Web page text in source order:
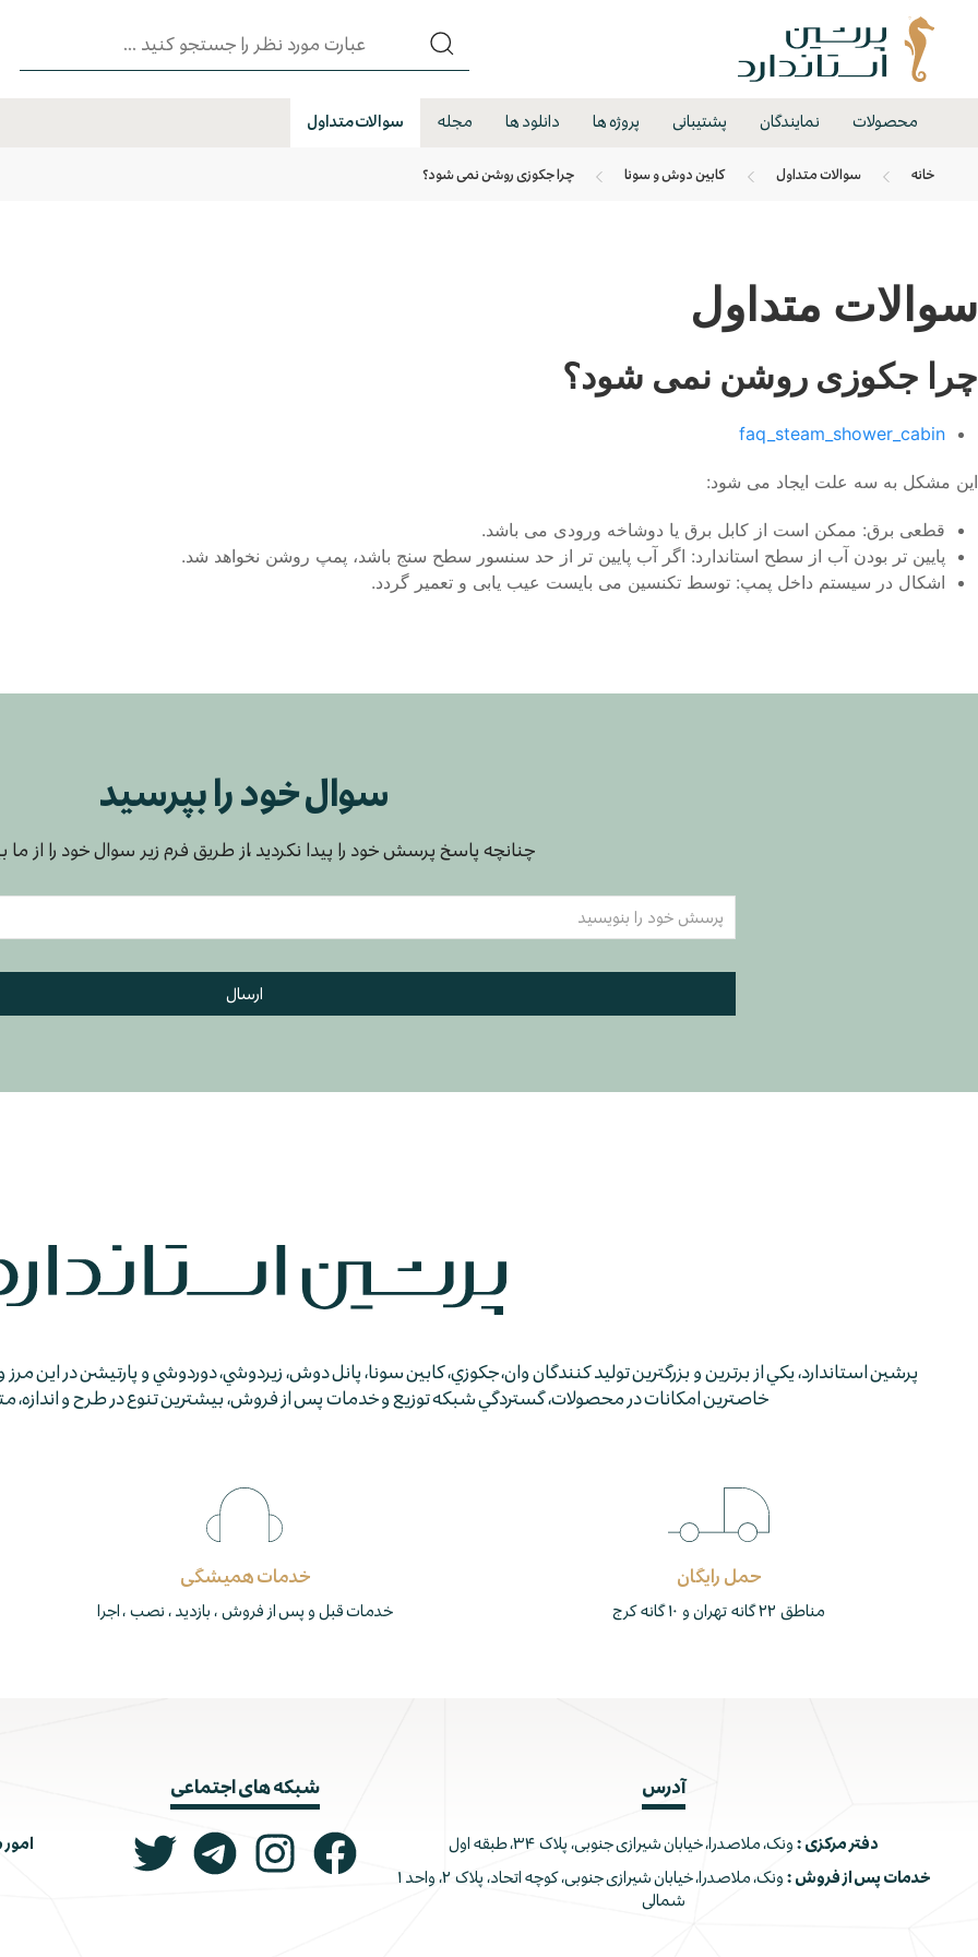
محصولات نمایندگان پشتیبانی پروژه ها دانلود ها مجله سوالات متداول
خانه سوالات متداول کابین دوش و سونا چرا جكوزی روشن نمی شود؟
سوالات متداول
چرا جكوزی روشن نمی شود؟
faq_steam_shower_cabin
این مشكل به سه علت ایجاد می شود:
قطعی برق: ممكن است از كابل برق یا دوشاخه ورودی می باشد.
پایین تر بودن آب از سطح استاندارد: اگر آب پایین تر از حد سنسور سطح سنج باشد، پمپ روشن نخواهد شد.
اشكال در سیستم داخل پمپ: توسط تكنسین می بایست عیب یابی و تعمیر گردد.
سوال خود را بپرسید
چنانچه پاسخ پرسش خود را پیدا نکردید ،از طریق فرم زیر سوال خود را از ما
ارسال
پرشين استاندارد، يكي از برترين و بزرگترين توليد كنندگان وان، جكوزي، كابين سونا، پانل دوش، زيردوشي، دوردوشي و پارتيشن در اين
خاصترين امكانات در محصولات، گستردگي شبكه توزيع و خدمات پس از فروش، بيشترين تنوع در طرح و اندازه،
حمل رایگان
مناطق ۲۲ گانه تهران و ۱۰ گانه کرج
خدمات همیشگی
خدمات قبل و پس از فروش ، بازدید ، نصب ، اجرا
آدرس
دفتر مرکزی : ونک، ملاصدرا، خیابان شیرازی جنوبی، پلاک ۳۴، طبقه اول
خدمات پس از فروش :
ونک، ملاصدرا، خیابان شیرازی جنوبی، کوچه اتحاد، پلاک ۲، واحد ۱
شمالی
شبکه های اجتماعی